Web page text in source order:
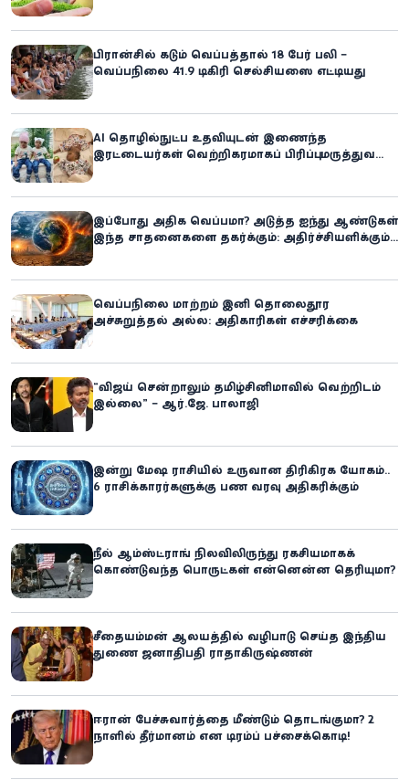
பிரான்சில் கடும் வெப்பத்தால் 18 பேர் பலி –
வெப்பநிலை 41.9 டிகிரி செல்சியஸை எட்டியது
AI தொழில்நுட்ப உதவியுடன் இணைந்த
இரட்டையர்கள் வெற்றிகரமாகப் பிரிப்பு: மருத்துவ
இப்போது அதிக வெப்பமா? அடுத்த ஐந்து ஆண்டுகள்
இந்த சாதனைகளை தகர்க்கும்: அதிர்ச்சியளிக்கும்
வெப்பநிலை மாற்றம் இனி தொலைதூர
அச்சுறுத்தல் அல்ல: அதிகாரிகள் எச்சரிக்கை
“விஜய் சென்றாலும் தமிழ்சினிமாவில் வெற்றிடம்
இல்லை” – ஆர்.ஜே. பாலாஜி
இன்று மேஷ ராசியில் உருவான திரிகிரக யோகம்..
6 ராசிக்காரர்களுக்கு பண வரவு அதிகரிக்கும்
நீல் ஆம்ஸ்ட்ராங் நிலவிலிருந்து ரகசியமாகக்
கொண்டுவந்த பொருட்கள் என்னென்ன தெரியுமா?
சீதையம்மன் ஆலயத்தில் வழிபாடு செய்த இந்திய
துணை ஜனாதிபதி ராதாகிருஷ்ணன்
ஈரான் பேச்சுவார்த்தை மீண்டும் தொடங்குமா? 2
நாளில் தீர்மானம் என டிரம்ப் பச்சைக்கொடி!